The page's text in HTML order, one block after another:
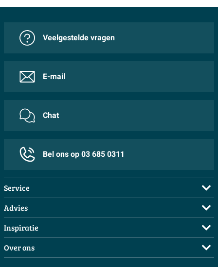
Veelgestelde vragen
E-mail
Chat
Bel ons op 03 685 0311
Service
Veelgestelde vragen
Bestellen
Betalen
Bezorgen / afhalen
Advies
Maak een afspraak
Doe de offerte check
3D tekening maken
Inspiratie
Complete badkamers
Complete toiletruimtes
Over ons